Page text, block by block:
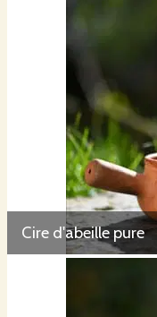
Cire d'abeille pure